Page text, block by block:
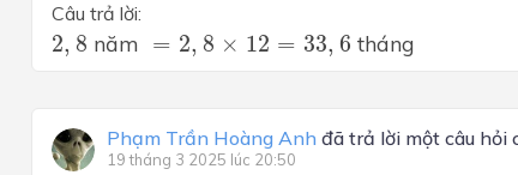
Câu trả lời:
2, 8
2 8 năm = 2, 8 × 12 = 33, 6
=2 8 ×12=33,6 tháng
Phạm Trần Hoàng Anh đã trả lời một câu hỏi
19 tháng 3 2025 lúc 20:50